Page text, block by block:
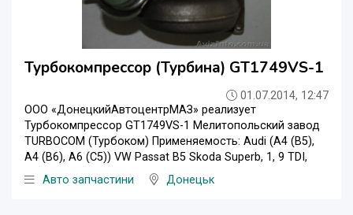
Турбокомпрессор (Турбина) GT1749VS-1
01.07.2014, 12:47
ООО «ДонецкийАвтоцентрМАЗ» реализует
Турбокомпрессор GT1749VS-1 Мелитопольский завод
TURBOCOM (Турбоком) Применяемость: Audi (A4 (B5),
A4 (B6), A6 (C5)) VW Passat B5 Skoda Superb, 1, 9 TDI,
Авто запчастини
Донецьк